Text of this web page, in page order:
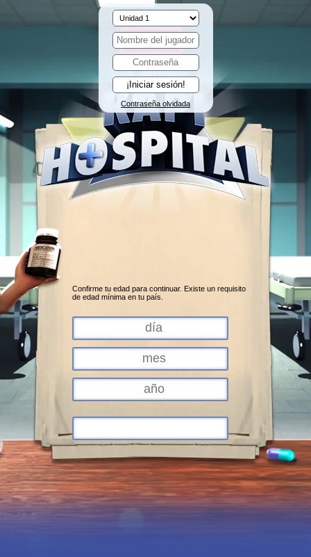
Contraseña olvidada
Confirme tu edad para continuar. Existe un requisito
de edad mínima en tu país.